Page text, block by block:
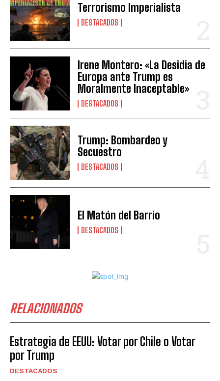
Terrorismo Imperialista
DESTACADOS
Irene Montero: «La Desidia de
Europa ante Trump es
Moralmente Inaceptable»
DESTACADOS
Trump: Bombardeo y
Secuestro
DESTACADOS
El Matón del Barrio
DESTACADOS
RELACIONADOS
Estrategia de EEUU: Votar por Chile o Votar
por Trump
DESTACADOS